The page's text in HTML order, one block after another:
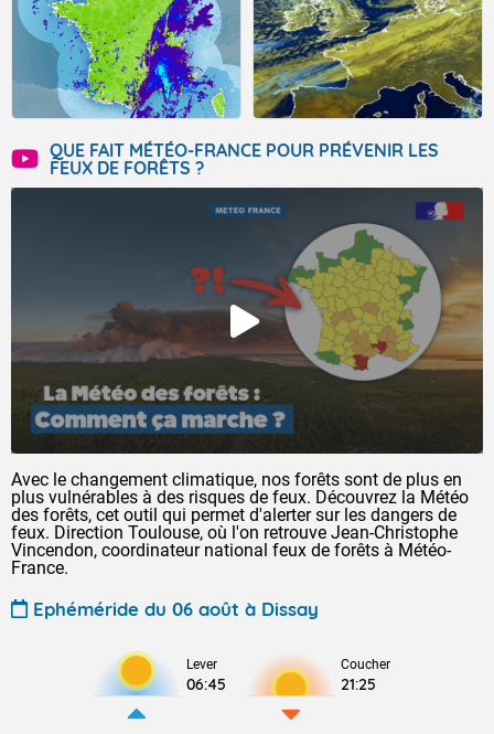
QUE FAIT MÉTÉO-FRANCE POUR PRÉVENIR LES
FEUX DE FORÊTS ?
Avec le changement climatique, nos forêts sont de plus en
plus vulnérables à des risques de feux. Découvrez la Météo
des forêts, cet outil qui permet d'alerter sur les dangers de
feux. Direction Toulouse, où l'on retrouve Jean-Christophe
Vincendon, coordinateur national feux de forêts à Météo-
France.
Ephéméride du 06 août à Dissay
Lever
06:45
Coucher
21:25